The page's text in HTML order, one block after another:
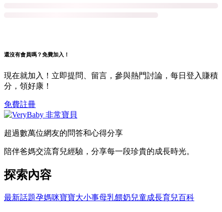
還沒有會員嗎？免費加入！
現在就加入！立即提問、留言，參與熱門討論，每日登入賺積
分，領好康！
免費註冊
超過數萬位網友的問答和心得分享
陪伴爸媽交流育兒經驗，分享每一段珍貴的成長時光。
探索內容
最新話題孕媽咪寶寶大小事母乳餵奶兒童成長育兒百科